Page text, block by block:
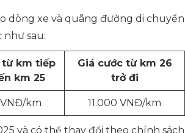
dòng xe và quãng đường di chuyển
như sau:
từ km tiếp
km 25
Giá cước từ km 26
trở đi
VNĐ/km 11.000 VNĐ/km
và có thể thay đổi theo chính sách